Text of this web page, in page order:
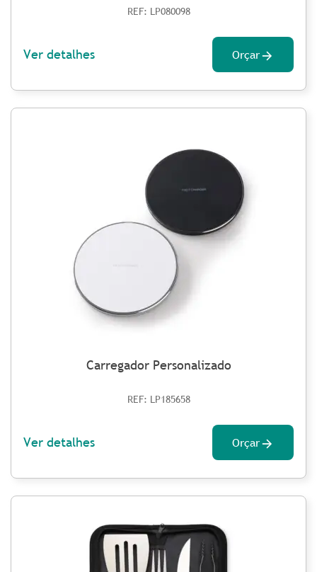
REF: LP080098
Ver detalhes Orçar
Carregador Personalizado
REF: LP185658
Ver detalhes Orçar